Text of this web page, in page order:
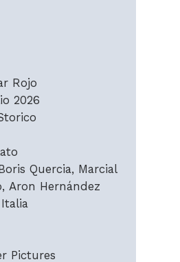
Rojo
2026
Quercia, Marcial
Aron Hernández
Pictures